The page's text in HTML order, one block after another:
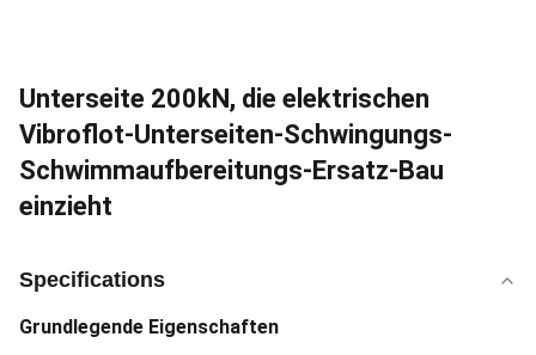
Unterseite 200kN, die elektrischen
Vibroflot-Unterseiten-Schwingungs-
Schwimmaufbereitungs-Ersatz-Bau
einzieht
Specifications
Grundlegende Eigenschaften